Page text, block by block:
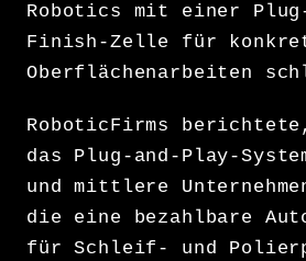
Robotics mit einer
Finish-Zelle für
Oberflächenarbeiten
RoboticFirms
das Plug-and-Play-
und mittlere
die eine bezahlbare
für Schleif- und